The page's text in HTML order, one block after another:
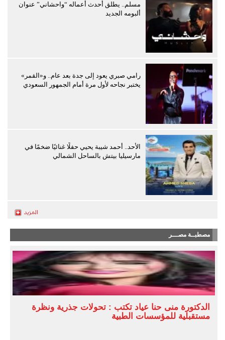
مسلم.. يطلق أحدث أعماله “واحشاني” عنوان
ألبومه الجديد
رامي صبري يعود إلى جدة بعد عام.. و«القمر»
يختبر نجاحه لأول مرة أمام الجمهور السعودي
الأحد.. أحمد شيبة يحيي حفلًا غنائيًا ضخمًا في
مارسيليا بيتش بالساحل الشمالي
مصطبــة مصـــر
الدكتورة منى حنا عياد تكتب : تحولات جذرية ونظرة
مستقبلية للمؤسسات الطبية